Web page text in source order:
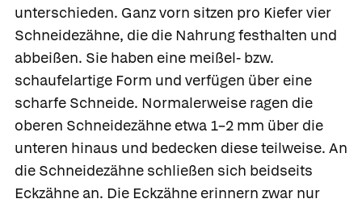
unterschieden. Ganz vorn sitzen pro Kiefer vier
Schneidezähne, die die Nahrung festhalten und
abbeißen. Sie haben eine meißel- bzw.
schaufelartige Form und verfügen über eine
scharfe Schneide. Normalerweise ragen die
oberen Schneidezähne etwa 1–2 mm über die
unteren hinaus und bedecken diese teilweise. An
die Schneidezähne schließen sich beidseits
Eckzähne an. Die Eckzähne erinnern zwar nur